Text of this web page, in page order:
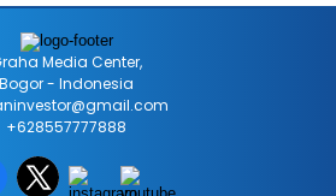
Media Center,
Bogor - Indonesia
+628557777888